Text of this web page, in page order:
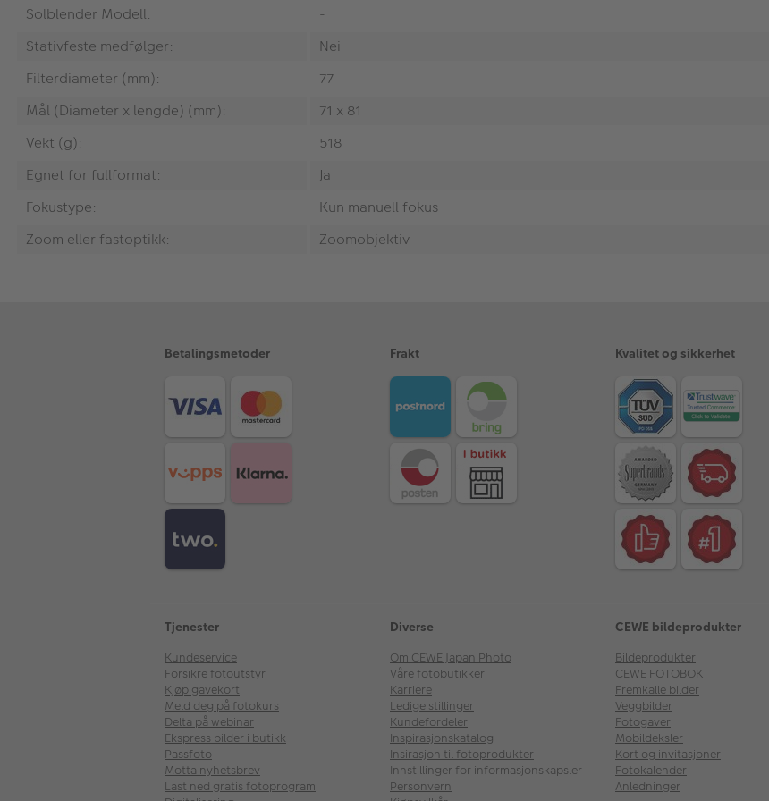
Solblender Modell:
-
Stativfeste medfølger:
Nei
Filterdiameter (mm):
77
Mål (Diameter x lengde) (mm):
71 x 81
Vekt (g):
518
Egnet for fullformat:
Ja
Fokustype:
Kun manuell fokus
Zoom eller fastoptikk:
Zoomobjektiv
Betalingsmetoder Frakt Kvalitet og sikkerhet
Tjenester
Kundeservice
Forsikre fotoutstyr
Kjøp gavekort
Meld deg på fotokurs
Delta på webinar
Ekspress bilder i butikk
Passfoto
Motta nyhetsbrev
Last ned gratis fotoprogram
Diverse
Om CEWE Japan Photo
Våre fotobutikker
Karriere
Ledige stillinger
Kundefordeler
Inspirasjonskatalog
Insirasjon til fotoprodukter
Innstillinger for informasjonskapsler
Personvern
CEWE bildeprodukter
Bildeprodukter
CEWE FOTOBOK
Fremkalle bilder
Veggbilder
Fotogaver
Mobildeksler
Kort og invitasjoner
Fotokalender
Anledninger